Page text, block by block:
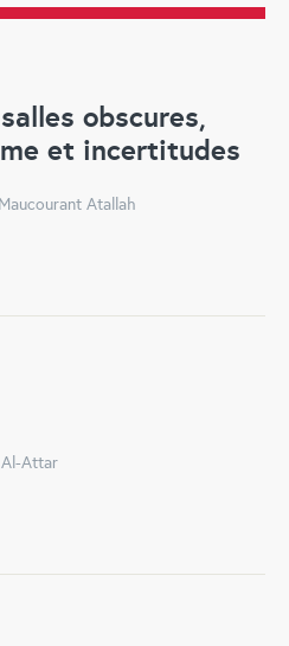
obscures,
et incertitudes
Atallah
Al-Attar